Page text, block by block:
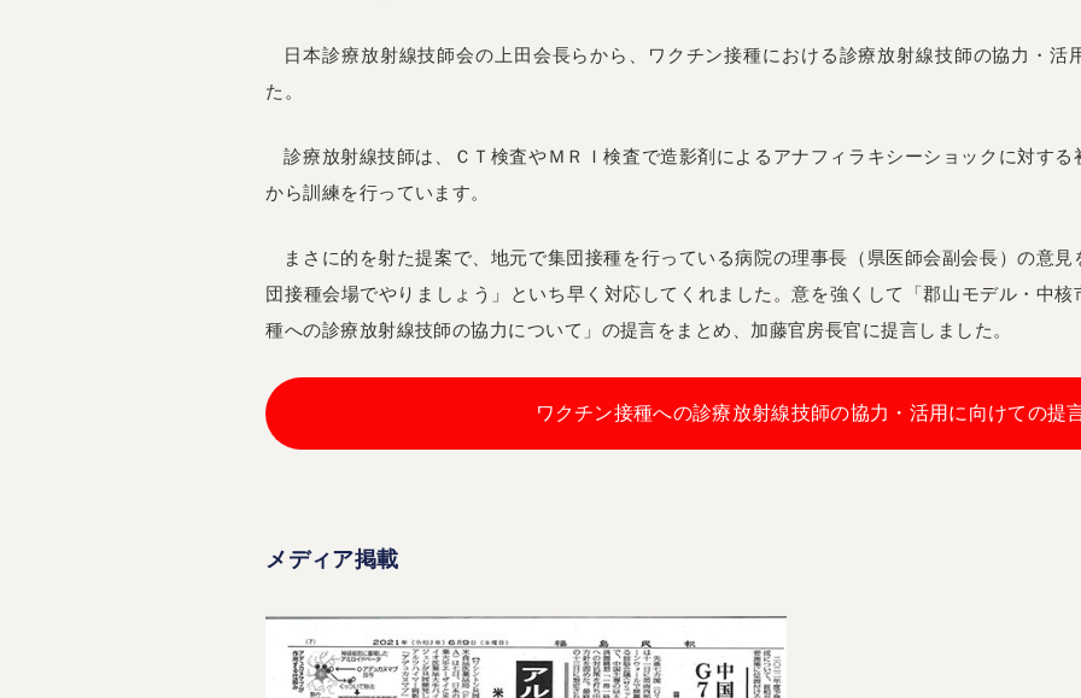
日本診療放射線技師会の上田会長らから、ワクチン接種における診療放射線技師の協力・活
た。
診療放射線技師は、ＣＴ検査やＭＲＩ検査で造影剤によるアナフィラキシーショックに対す
から訓練を行っています。
まさに的を射た提案で、地元で集団接種を行っている病院の理事長（県医師会副会長）の意
団接種会場でやりましょう」といち早く対応してくれました。意を強くして「郡山モデル・中
種への診療放射線技師の協力について」の提言をまとめ、加藤官房長官に提言しました。
ワクチン接種への診療放射線技師の協力・活用に向けての提
メディア掲載